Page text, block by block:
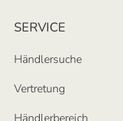
SERVICE
Händlersuche
Vertretung